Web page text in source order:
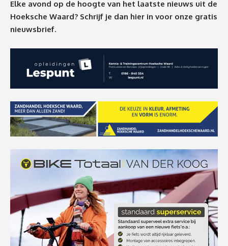
Elke avond op de hoogte van het laatste nieuws uit de
Hoeksche Waard? Schrijf je dan hier in voor onze gratis
nieuwsbrief.